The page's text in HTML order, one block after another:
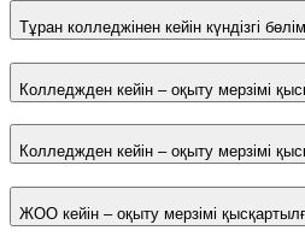
Тұран колледжінен кейін күндізгі
Колледжден кейін – оқыту мерзімі
Колледжден кейін – оқыту мерзімі
ЖОО кейін – оқыту мерзімі